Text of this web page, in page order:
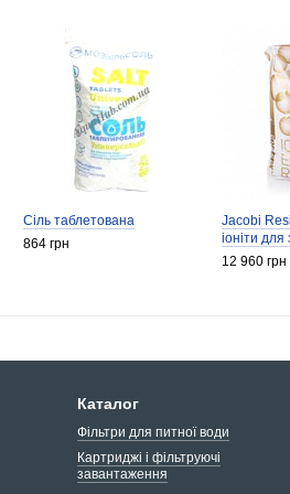
Сіль таблетована
864 грн
Jacobi
іоніти
12 960 грн
Каталог
Фільтри для питної води
Картриджі і фільтруючі
завантаження